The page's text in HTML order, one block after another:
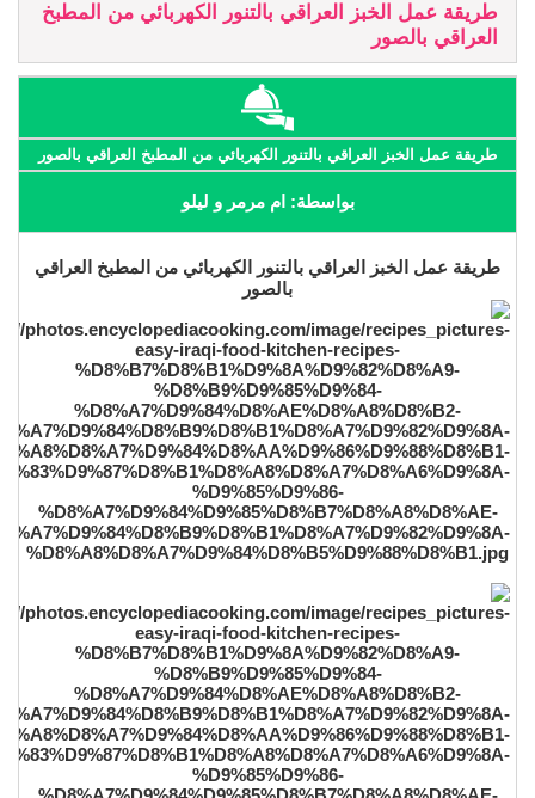
طريقة عمل الخبز العراقي بالتنور الكهربائي من المطبخ
العراقي بالصور
طريقة عمل الخبز العراقي بالتنور الكهربائي من المطبخ العراقي بالصور
بواسطة: ام مرمر و ليلو
طريقة عمل الخبز العراقي بالتنور الكهربائي من المطبخ العراقي
بالصور